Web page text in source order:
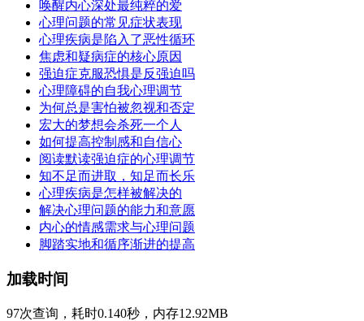
唤醒内心深处最纯粹的爱
心理问题的常见症状表现
心理疾病是陷入了恶性循环
焦虑和疑病症的核心原因
强迫症克服恐惧是反强迫吗
心理障碍的自我心理调节
为何总是害怕被忽视和否定
宏大的梦想会杀死一个人
如何提高控制感和自信心
阅读默读强迫症的心理调节
知不足而进取，知足而长乐
心理疾病是怎样被解决的
解决心理问题的能力和意愿
内心的情感需求与心理问题
脚踏实地和循序渐进的提高
加载时间
97次查询，耗时0.140秒，内存12.92MB